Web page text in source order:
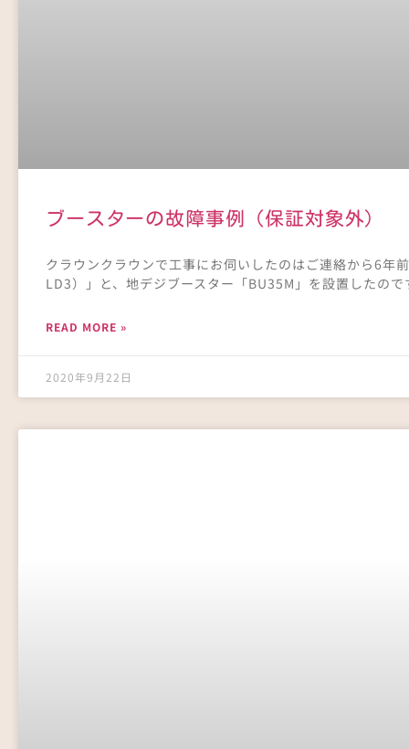
ブースターの故障事例（保証対象外）
クラウンクラウンで工事にお伺いしたのはご連絡から6年
LD3）」と、地デジブースター「BU35M」を設置したの
READ MORE »
2020年9月22日